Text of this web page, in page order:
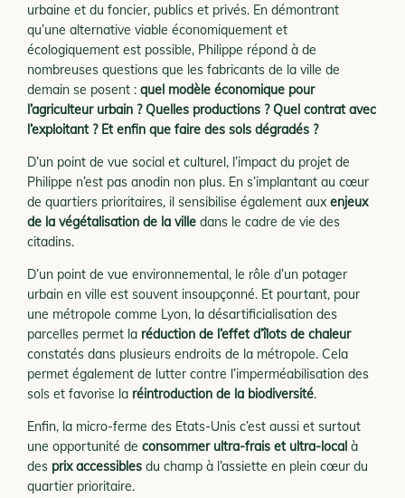
urbaine et du foncier, publics et privés. En démontrant
qu’une alternative viable économiquement et
écologiquement est possible, Philippe répond à de
nombreuses questions que les fabricants de la ville de
demain se posent : quel modèle économique pour
l’agriculteur urbain ? Quelles productions ? Quel contrat avec
l’exploitant ? Et enfin que faire des sols dégradés ?
D’un point de vue social et culturel, l’impact du projet de
Philippe n’est pas anodin non plus. En s’implantant au cœur
de quartiers prioritaires, il sensibilise également aux enjeux
de la végétalisation de la ville dans le cadre de vie des
citadins.
D’un point de vue environnemental, le rôle d’un potager
urbain en ville est souvent insoupçonné. Et pourtant, pour
une métropole comme Lyon, la désartificialisation des
parcelles permet la réduction de l’effet d’îlots de chaleur
constatés dans plusieurs endroits de la métropole. Cela
permet également de lutter contre l’imperméabilisation des
sols et favorise la réintroduction de la biodiversité.
Enfin, la micro-ferme des Etats-Unis c’est aussi et surtout
une opportunité de consommer ultra-frais et ultra-local à
des prix accessibles du champ à l’assiette en plein cœur du
quartier prioritaire.